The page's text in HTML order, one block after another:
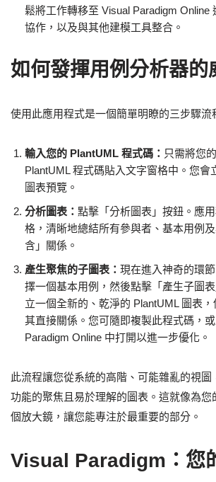
鬆將工作轉移至 Visual Paradigm Online
協作，以及與其他建模工具整合。
如何發揮用例分析器的
使用此應用程式是一個簡單明瞭的三步驟流
輸入您的 PlantUML 程式碼： 只需將您
PlantUML 程式碼貼入文字窗格中。您會
圖表預覽。
分析圖表： 點擊「分析圖表」按鈕。應
格，清晰地總結所有參與者、基本用例
含」關係。
產生聚焦的子圖表： 現在進入神奇的環
擇一個基本用例，然後點擊「產生子圖
立一個全新的、乾淨的 PlantUML 圖表
其直接關係。您可隨即複製此程式碼，
Paradigm Online 中打開以進一步優化。
此流程讓您從系統的高階、可能雜亂的視圖
功能的聚焦且易於理解的圖表。這就像為您
個放大鏡，讓您能專注於最重要的部分。
Visual Paradigm：您